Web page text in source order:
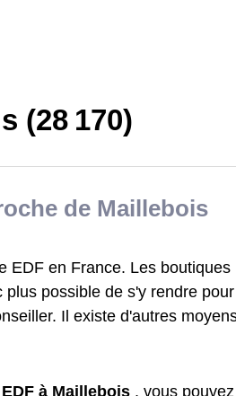
(28 170)
de Maillebois
EDF en France. Les
possible de s'y rendre
Il existe d'autres
à Maillebois , vous